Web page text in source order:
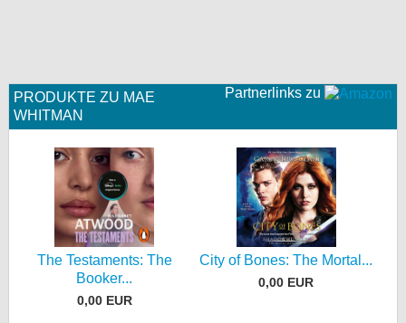
Partnerlinks zu
PRODUKTE ZU MAE
WHITMAN
The Testaments: The
Booker...
0,00 EUR
City of Bones: The Mortal...
0,00 EUR
Desktop-Ansicht